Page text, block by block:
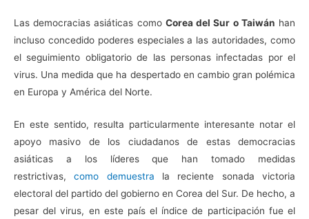
Las democracias asiáticas como Corea del Sur o Taiwán han
incluso concedido poderes especiales a las autoridades, como
el seguimiento obligatorio de las personas infectadas por el
virus. Una medida que ha despertado en cambio gran polémica
en Europa y América del Norte.
En este sentido, resulta particularmente interesante notar el
apoyo masivo de los ciudadanos de estas democracias
asiáticas a los líderes que han tomado medidas
restrictivas,como demuestra la reciente sonada victoria
electoral del partido del gobierno en Corea del Sur. De hecho, a
pesar del virus, en este país el índice de participación fue el